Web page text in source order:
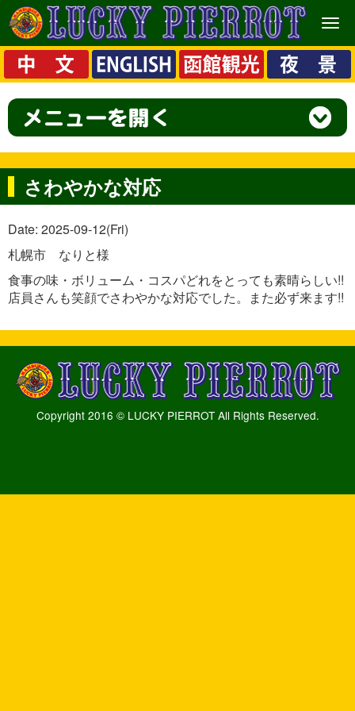
メ
ニ
ュ
ー
さわやかな対応
Date: 2025-09-12(Fri)
札幌市 なりと様
食事の味・ボリューム・コスパどれをとっても素晴らしい!!
店員さんも笑顔でさわやかな対応でした。また必ず来ます!!
Copyright 2016 © LUCKY PIERROT All Rights Reserved.